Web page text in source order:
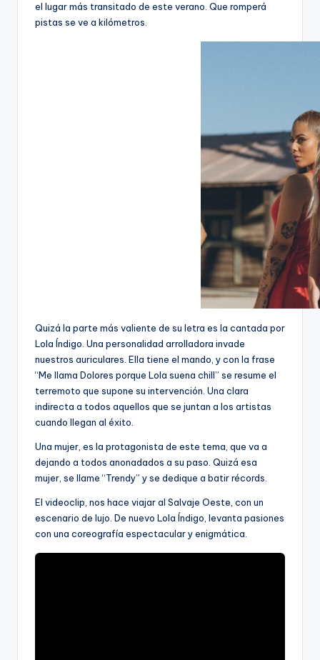
el lugar más transitado de este verano. Que romperá
pistas se ve a kilómetros.
Quizá la parte más valiente de su letra es la cantada por
Lola Índigo. Una personalidad arrolladora invade
nuestros auriculares. Ella tiene el mando, y con la frase
“Me llama Dolores porque Lola suena chill” se resume el
terremoto que supone su intervención. Una clara
indirecta a todos aquellos que se juntan a los artistas
cuando llegan al éxito.
Una mujer, es la protagonista de este tema, que va a
dejando a todos anonadados a su paso. Quizá esa
mujer, se llame “Trendy” y se dedique a batir récords.
El videoclip, nos hace viajar al Salvaje Oeste, con un
escenario de lujo. De nuevo Lola Índigo, levanta pasiones
con una coreografía espectacular y enigmática.